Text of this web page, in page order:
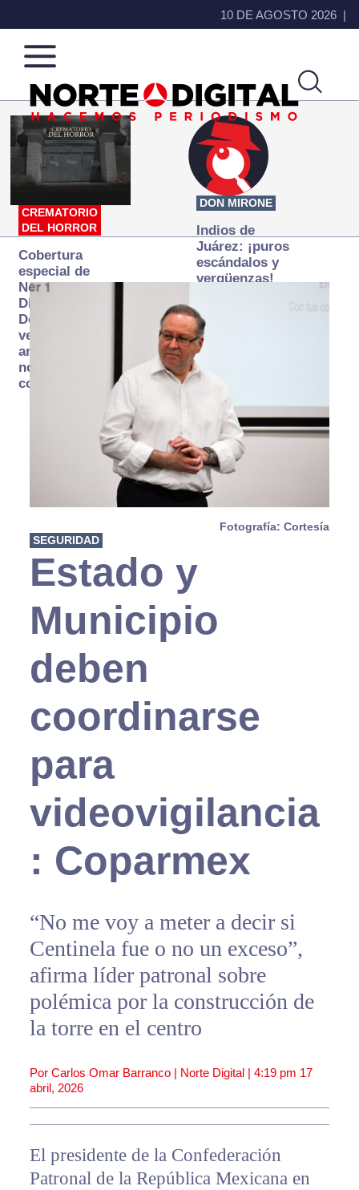
10 DE AGOSTO 2026
Norte
de
Ciudad
Más
que
noticias,
hacemos periodismo
CREMATORIO
DEL HORROR
Cobertura
especial de
Norte
Digital:
Donde la
verdad
arde… pero
no se
consume
DON MIRONE
Indios de
Juárez: ¡puros
escándalos y
vergüenzas!
Fotografía: Cortesía
SEGURIDAD
Estado y
Municipio
deben
coordinarse
para
videovigilancia
: Coparmex
“No me voy a meter a decir si
Centinela fue o no un exceso”,
afirma líder patronal sobre
polémica por la construcción de
la torre en el centro
Por Carlos Omar Barranco | Norte Digital | 4:19 pm 17
abril, 2026
El presidente de la Confederación
Patronal de la República Mexicana en